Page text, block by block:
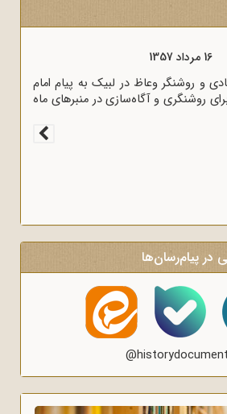
16 مرداد 1357
و روشنگر وعاظ در لبیک به پیام امام
روشنگری و آگاه‌سازی در منبرهای ماه
در پیام‌رسان‌ها